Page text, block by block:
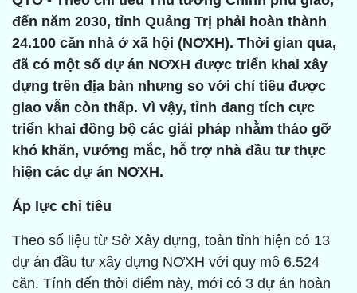
đến năm 2030, tỉnh Quảng Trị phải hoàn thành
24.100 căn nhà ở xã hội (NƠXH). Thời gian qua,
đã có một số dự án NƠXH được triển khai xây
dựng trên địa bàn nhưng so với chỉ tiêu được
giao vẫn còn thấp. Vì vậy, tỉnh đang tích cực
triển khai đồng bộ các giải pháp nhằm tháo gỡ
khó khăn, vướng mắc, hỗ trợ nhà đầu tư thực
hiện các dự án NƠXH.
Áp lực chỉ tiêu
Theo số liệu từ Sở Xây dựng, toàn tỉnh hiện có 13
dự án đầu tư xây dựng NƠXH với quy mô 6.524
căn. Tính đến thời điểm này, mới có 3 dự án hoàn